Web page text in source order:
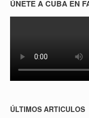
ÚNETE A CUBA EN
ÚLTIMOS ARTICULOS